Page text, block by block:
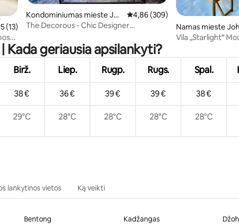
įvertinimas: 5 iš 5, atsiliepimų: 13
5 (13)
Kondominiumas mieste Joh
or Bahru
Vidutinis įvertinimas: 4,86 iš 5,
4,86 (309)
The Decorous - Chic Designer
Namas mieste
Vila „Starlight“
Kada geriausia apsilankyti?
Birž. Liep. Rugp. Rugs. Spal.
38 € 36 € 39 € 39 € 38 €
29°C 28°C 28°C 28°C 28°C
lankytinos vietos Ką veikti
Bentong
Kadžangas